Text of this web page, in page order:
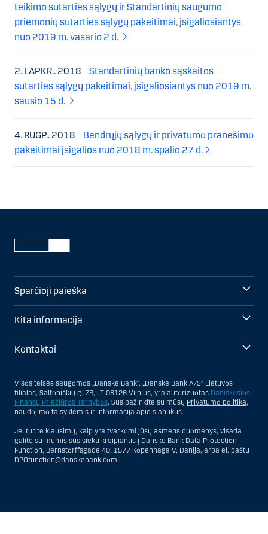
teikimo sutarties sąlygų ir Standartinių saugumo
priemonių sutarties sąlygų pakeitimai, įsigaliosiantys
nuo 2019 m. vasario 2 d.
2. LAPKR.. 2018
Standartinių banko sąskaitos
sutarties sąlygų pakeitimai, įsigaliosiantys nuo 2019 m.
sausio 15 d.
4. RUGP.. 2018
Bendrųjų sąlygų ir privatumo pranešimo
pakeitimai įsigalios nuo 2018 m. spalio 27 d.
Sparčioji paieška
Kita informacija
Kontaktai
Visos teisės saugomos „Danske Bank“. „Danske Bank A/S“ Lietuvos
filialas, Saltoniškių g. 7B, LT-08126 Vilnius, yra autorizuotas Daniškosios
Finansų Priežiūros Tarnybos. Susipažinkite su mūsų Privatumo politika,
naudojimo taisyklėmis ir informacija apie slapukus.
Jei turite klausimų, kaip yra tvarkomi jūsų asmens duomenys, visada
galite su mumis susisiekti kreipiantis į Danske Bank Data Protection
Function, Bernstorffsgade 40, 1577 Kopenhaga V, Danija, arba el. paštu
DPOfunction@danskebank.com .